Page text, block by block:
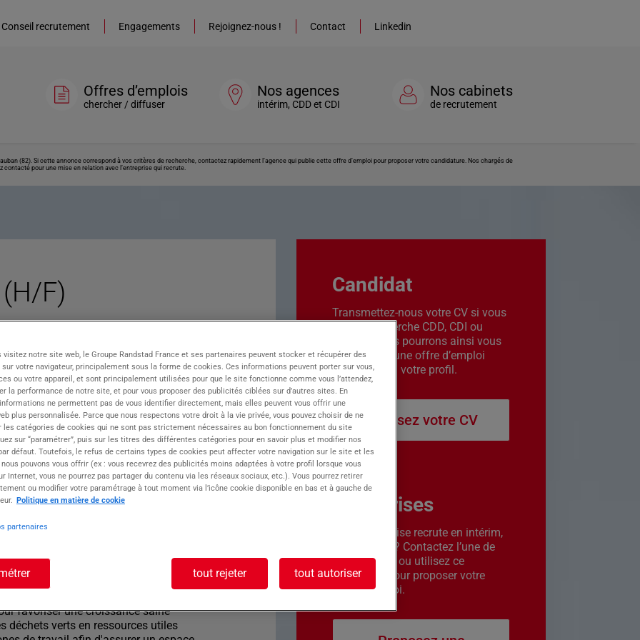
Conseil recrutement Engagements Rejoignez-nous ! Contact Linkedin
Offres d’emplois
chercher / diffuser
Nos agences
intérim, CDD et CDI
Nos cabinets
de recrutement
(82). Si cette annonce correspond à vos critères de recherche, contactez rapidement l’agence qui publie cette offre d’emploi pour proposer votre candidature. Nos chargés de
pour une mise en relation avec l’entreprise qui recrute.
F)
du puissant Groupe ATOLL : votre partenaire
multimarques. Située à Montauban, une ville
assure des opportunités d'emploi sur
à la création et à l'entretien de superbes
: Aide paysagiste
transformer des espaces verts avec énergie et
?
où vous contribuerez activement à l'entretien
des branches pour les prochaines étapes
favoriser une croissance saine
déchets verts en ressources utiles
Candidat
Transmettez-nous votre CV si vous
êtes en recherche CDD, CDI ou
intérim. Nous pourrons ainsi vous
contacter si une offre d’emploi
correspond à votre profil.
Déposez votre CV
Entreprises
Votre entreprise recrute en intérim,
CDD ou CDI ? Contactez l’une de
nos agences ou utilisez ce
formulaire pour proposer votre
offre d’emploi.
visitez notre site web, le Groupe Randstad France et ses partenaires peuvent stocker et récupérer des
votre navigateur, principalement sous la forme de cookies. Ces informations peuvent porter sur vous,
ou votre appareil, et sont principalement utilisées pour que le site fonctionne comme vous l’attendez,
la performance de notre site, et pour vous proposer des publicités ciblées sur d’autres sites. En
ne permettent pas de vous identifier directement, mais elles peuvent vous offrir une
plus personnalisée. Parce que nous respectons votre droit à la vie privée, vous pouvez choisir de ne
les catégories de cookies qui ne sont pas strictement nécessaires au bon fonctionnement du site
sur “paramétrer”, puis sur les titres des différentes catégories pour en savoir plus et modifier nos
défaut. Toutefois, le refus de certains types de cookies peut affecter votre navigation sur le site et les
pouvons vous offrir (ex : vous recevrez des publicités moins adaptées à votre profil lorsque vous
Internet, vous ne pourrez pas partager du contenu via les réseaux sociaux, etc.). Vous pourrez retirer
ou modifier votre paramétrage à tout moment via l’icône cookie disponible en bas et à gauche de
Politique en matière de cookie
partenaires
tout rejeter tout autoriser